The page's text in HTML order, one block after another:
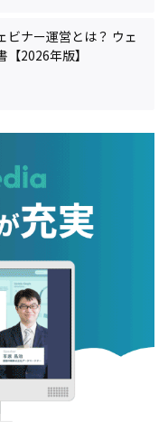
ビナー運営とは？ ウェ
2026年版】